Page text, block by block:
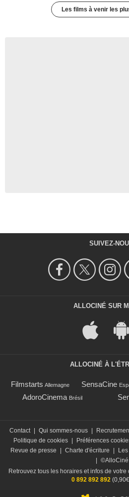
Les films à venir les
SUIVEZ-
ALLOCINÉ SUR
ALLOCINÉ À
Filmstarts Allemagne SensaCine
AdoroCinema Brésil
Contact | Qui sommes-nous |
Politique de cookies | Préférences
Revue de presse
| Charte d'écriture |
| ©AlloCiné
Retrouvez tous les horaires et infos de
0 892 892 892